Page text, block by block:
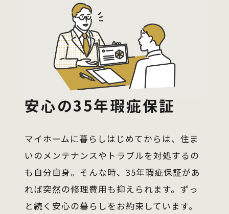
安心の35年瑕疵保証
マイホームに暮らしはじめてからは、住ま
いのメンテナンスやトラブルを対処するの
も自分自身。そんな時、35年瑕疵保証があ
れば突然の修理費用も抑えられます。ずっ
と続く安心の暮らしをお約束しています。